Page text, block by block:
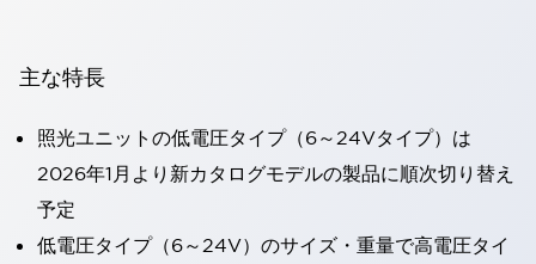
主な特長
照光ユニットの低電圧タイプ（6～24Vタイプ）は
2026年1月より新カタログモデルの製品に順次切り替え
予定
低電圧タイプ（6～24V）のサイズ・重量で高電圧タイ